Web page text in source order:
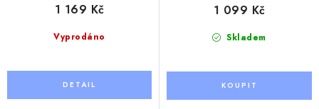
Vyprodáno
1 169 Kč
Skladem
1 099 Kč